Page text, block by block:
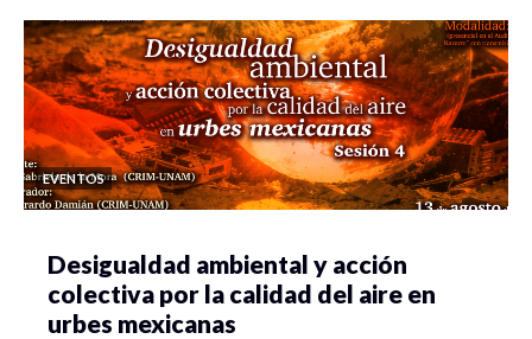
EVENTOS
Desigualdad ambiental y acción
colectiva por la calidad del aire en
urbes mexicanas